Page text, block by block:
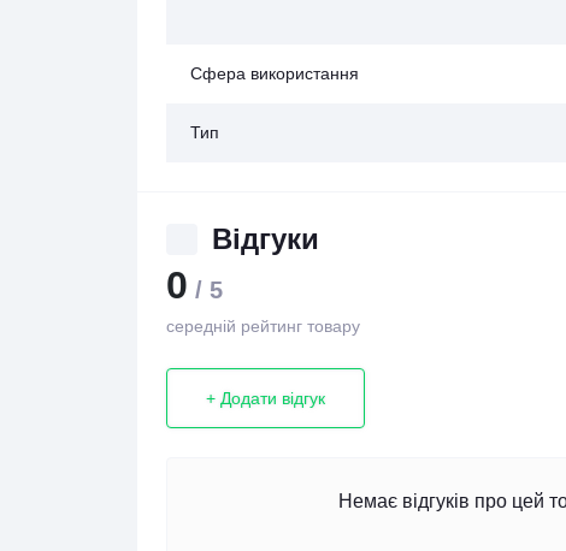
Сфера використання
Тип
Відгуки
0 / 5
середній рейтинг товару
+ Додати відгук
Немає відгуків про цей